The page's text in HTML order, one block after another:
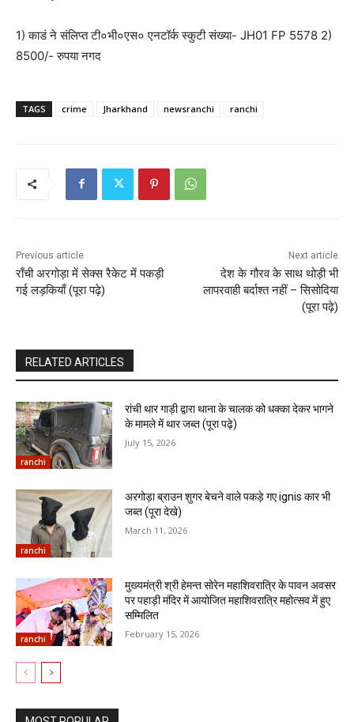
1) काडं ने संलिप्त टी०भी०एस० एनटॉर्क स्कुटी संख्या- JH01 FP 5578 2)
8500/- रुपया नगद
TAGS crime Jharkhand newsranchi ranchi
Previous article
राँची अरगोड़ा में सेक्स रैकेट में पकड़ी
गई लड़कियाँ (पूरा पढ़े)
Next article
देश के गौरव के साथ थोड़ी भी
लापरवाही बर्दाश्त नहीं – सिसोदिया
(पूरा पढ़े)
RELATED ARTICLES
ranchi
रांची थार गाड़ी द्वारा थाना के चालक को धक्का देकर भागने
के मामले में थार जब्त (पूरा पढ़े)
July 15, 2026
ranchi
अरगोड़ा ब्राउन शुगर बेचने वाले पकड़े गए ignis कार भी
जब्त (पूरा देखे)
March 11, 2026
ranchi
मुख्यमंत्री श्री हेमन्त सोरेन महाशिवरात्रि के पावन अवसर
पर पहाड़ी मंदिर में आयोजित महाशिवरात्रि महोत्सव में हुए
सम्मिलित
February 15, 2026